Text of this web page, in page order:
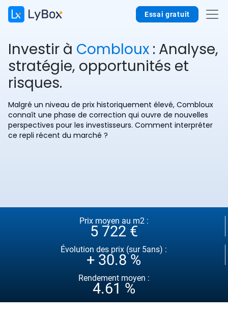
Essai gratuit
Investir à Combloux : Analyse,
stratégie, opportunités et
risques.
Malgré un niveau de prix historiquement élevé, Combloux
connaît une phase de correction qui ouvre de nouvelles
perspectives pour les investisseurs. Comment interpréter
ce repli récent du marché ?
Prix moyen au m2 :
5 722 €
Évolution des prix (sur 5ans) :
+ 30.8 %
Rendement moyen :
4.61 %